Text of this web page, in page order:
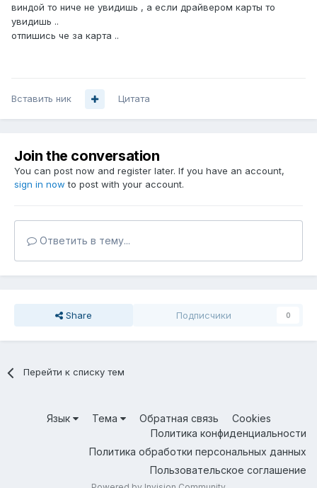
виндой то ниче не увидишь , а если драйвером карты то
увидишь ..
отпишись че за карта ..
Вставить ник Цитата
Join the conversation
You can post now and register later. If you have an account,
sign in now to post with your account.
Ответить в тему...
Share Подписчики 0
Перейти к списку тем
Язык Тема Обратная связь
Cookies
Политика конфиденциальности
Политика обработки персональных данных
Пользовательское соглашение